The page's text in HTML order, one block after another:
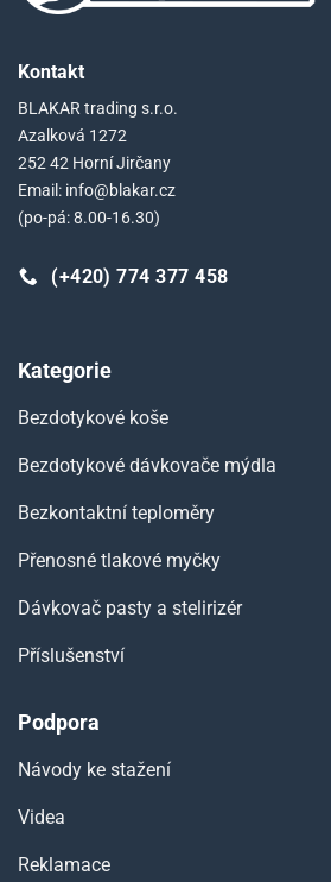
Kontakt
BLAKAR trading s.r.o.
Azalková 1272
252 42 Horní Jirčany
Email: info@blakar.cz
(po-pá: 8.00-16.30)
(+420) 774 377 458
Kategorie
Bezdotykové koše
Bezdotykové dávkovače mýdla
Bezkontaktní teploměry
Přenosné tlakové myčky
Dávkovač pasty a stelirizér
Příslušenství
Podpora
Návody ke stažení
Videa
Reklamace